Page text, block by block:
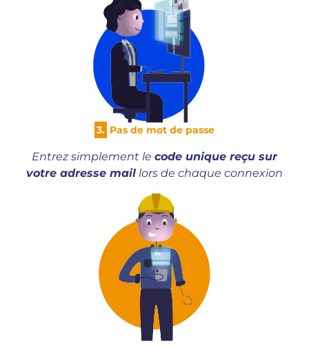
3. Pas de mot de passe
Entrez simplement le code unique reçu sur
votre adresse mail lors de chaque connexion